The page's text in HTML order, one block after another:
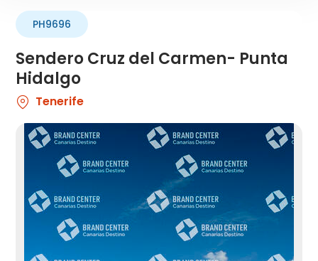
Sendero Cruz del Carmen- Punta
Hidalgo
PH9696
Tenerife